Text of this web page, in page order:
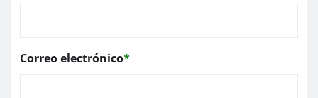
Correo electrónico*